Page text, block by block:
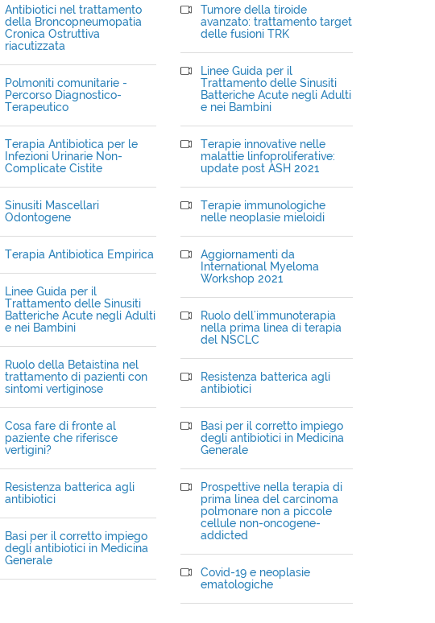
Antibiotici nel trattamento
della Broncopneumopatia
Cronica Ostruttiva
riacutizzata
Polmoniti comunitarie -
Percorso Diagnostico-
Terapeutico
Terapia Antibiotica per le
Infezioni Urinarie Non-
Complicate Cistite
Sinusiti Mascellari
Odontogene
Terapia Antibiotica Empirica
Linee Guida per il
Trattamento delle Sinusiti
Batteriche Acute negli Adulti
e nei Bambini
Ruolo della Betaistina nel
trattamento di pazienti con
sintomi vertiginose
Cosa fare di fronte al
paziente che riferisce
vertigini?
Resistenza batterica agli
antibiotici
Basi per il corretto impiego
degli antibiotici in Medicina
Generale
Tumore della tiroide
avanzato: trattamento target
delle fusioni TRK
Linee Guida per il
Trattamento delle Sinusiti
Batteriche Acute negli Adulti
e nei Bambini
Terapie innovative nelle
malattie linfoproliferative:
update post ASH 2021
Terapie immunologiche
nelle neoplasie mieloidi
Aggiornamenti da
International Myeloma
Workshop 2021
Ruolo dell'immunoterapia
nella prima linea di terapia
del NSCLC
Resistenza batterica agli
antibiotici
Basi per il corretto impiego
degli antibiotici in Medicina
Generale
Prospettive nella terapia di
prima linea del carcinoma
polmonare non a piccole
cellule non-oncogene-
addicted
Covid-19 e neoplasie
ematologiche